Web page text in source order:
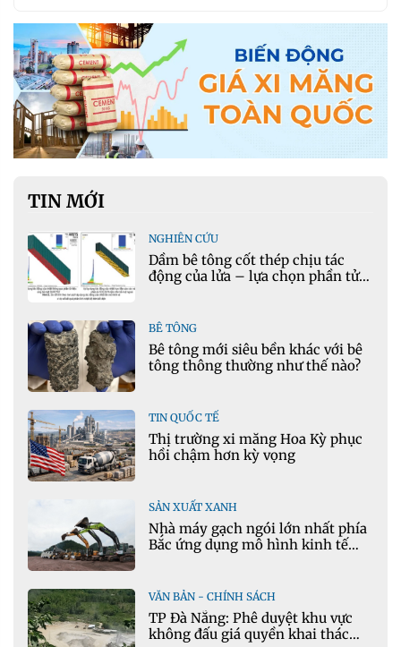
TIN MỚI
NGHIÊN CỨU
Dầm bê tông cốt thép chịu tác
động của lửa – lựa chọn phần tử
BÊ TÔNG
Bê tông mới siêu bền khác với bê
tông thông thường như thế nào?
TIN QUỐC TẾ
Thị trường xi măng Hoa Kỳ phục
hồi chậm hơn kỳ vọng
SẢN XUẤT XANH
Nhà máy gạch ngói lớn nhất phía
Bắc ứng dụng mô hình kinh tế
VĂN BẢN - CHÍNH SÁCH
TP Đà Nẵng: Phê duyệt khu vực
không đấu giá quyền khai thác